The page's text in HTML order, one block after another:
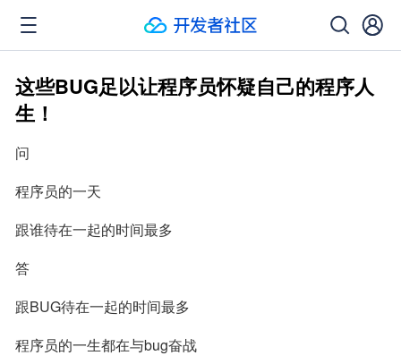
这些BUG足以让程序员怀疑自己的程序人
生！
问
程序员的一天
跟谁待在一起的时间最多
答
跟BUG待在一起的时间最多
程序员的一生都在与bug奋战